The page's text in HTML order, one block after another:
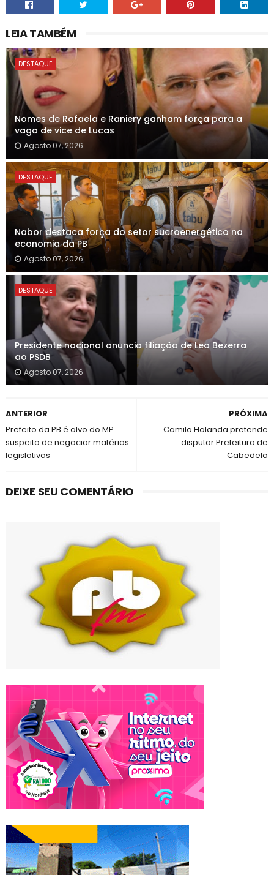
LEIA TAMBÉM
DESTAQUE
Nomes de Rafaela e Raniery ganham força para a
vaga de vice de Lucas
Agosto 07, 2026
DESTAQUE
Nabor destaca força do setor sucroenergético na
economia da PB
Agosto 07, 2026
DESTAQUE
Presidente nacional anuncia filiação de Leo Bezerra
ao PSDB
Agosto 07, 2026
PRÓXIMA
Camila Holanda pretende
disputar Prefeitura de
Cabedelo
ANTERIOR
Prefeito da PB é alvo do MP
suspeito de negociar matérias
legislativas
DEIXE SEU COMENTÁRIO